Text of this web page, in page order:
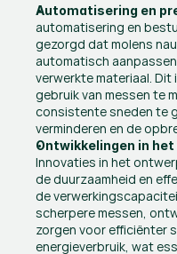
Automatisering en
automatisering en
gezorgd dat molens
automatisch
verwerkte materiaal.
gebruik van messen te
consistente sneden te
verminderen en de
Ontwikkelingen in
Innovaties in het
de duurzaamheid en
de
scherpere messen,
zorgen voor efficiënter
energieverbruik, wat